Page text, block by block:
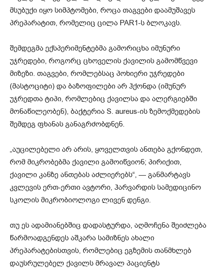
მსუბუქი იყო სიმპტომები, როცა თაგვები დაამუშავეს
პრეპარატით, რომელიც ცილა PAR1-ს ბლოკავს.
შემდეგმა ექსპერიმენტებმა გამორიცხა იმუნური
უჯრედები, როგორც ცხოველის ქავილის გამომწვევი
მიზეზი. თაგვები, რომლებსაც პოხიერი უჯრედები
(მასტოციტი) და ბაზოფილები არ ჰქონდა (იმუნურ
უჯრედთა ტიპი, რომლებიც ქავილსა და ალერგიებში
მონაწილეობენ), ბაქტერია S. aureus-ის ზემოქმედების
შემდეგ ფხანას განაგრძობდნენ.
„აუცილებელი არ არის, ყოველთვის ანთება გქონდეთ,
რომ მიკრობებმა ქავილი გამოიწვიონ; პირიქით,
ქავილი კანზე ანთებას აძლიერებს“, — განმარტავს
კვლევის ერთ-ერთი ავტორი, ჰარვარდის სამედიცინო
სკოლის მიკრობიოლოგი ლივენ დენგი.
თუ ეს ადამიანებშიც დადასტურდა, აღმოჩენა შეიძლება
წარმოადგენდეს აშკარა სამიზნეს ახალი
პრეპარატებისთვის, რომლებიც ეგზემის თანმხლებ
დაუსრულებელ ქავილს მრავალ პაციენტს